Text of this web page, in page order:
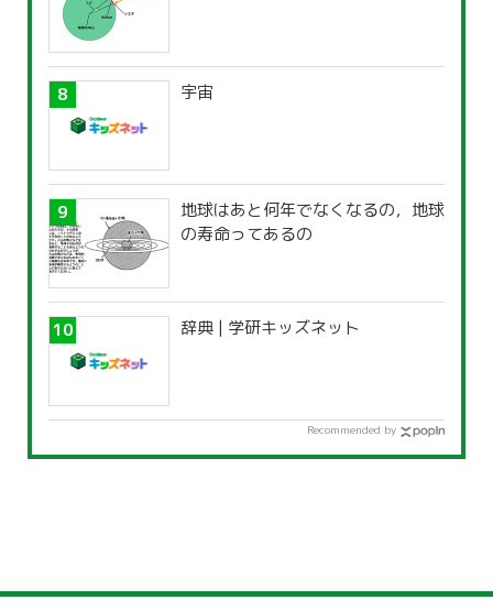
宇宙
地球はあと何年でなくなるの，地球
の寿命ってあるの
辞典 | 学研キッズネット
Recommended by